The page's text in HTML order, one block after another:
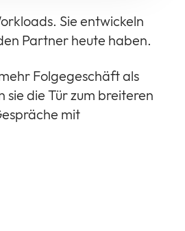
Sie entwickeln
Partner heute haben.
Folgegeschäft als
die Tür zum breiteren
mit